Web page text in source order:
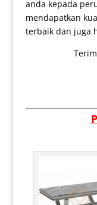
anda kepada
mendapatkan
terbaik dan juga